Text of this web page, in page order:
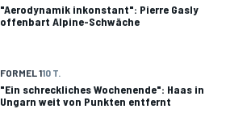
"Aerodynamik inkonstant": Pierre Gasly
offenbart Alpine-Schwäche
FORMEL 110 T.
"Ein schreckliches Wochenende": Haas in
Ungarn weit von Punkten entfernt